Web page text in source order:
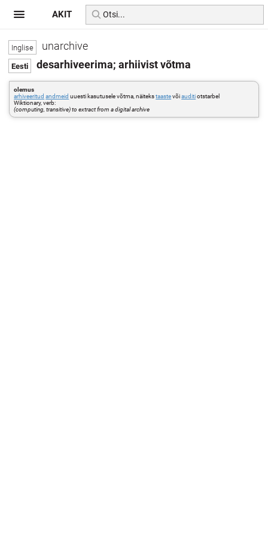
unarchive
desarhiveerima; arhiivist võtma
olemus
arhiveeritud andmeid uuesti kasutusele võtma, näitekstaastevõiauditiotstarbel
Wiktionary, verb:
(computing, transitive) to extract from a digital archive
AKIT